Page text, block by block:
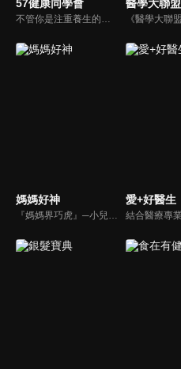
57健康同學會 醫學大聯盟
媽媽好神
『媽媽界巧虎』─小兒科醫師黃瑽寧，『國民媽媽』─鍾欣凌，兩人領軍擁有十八般武藝的好神媽媽團，為全台媽媽們發聲，所有育兒新知，家庭秘辛，全家大小健康，都會在《媽媽好神》一一解惑！
愛+好醫生